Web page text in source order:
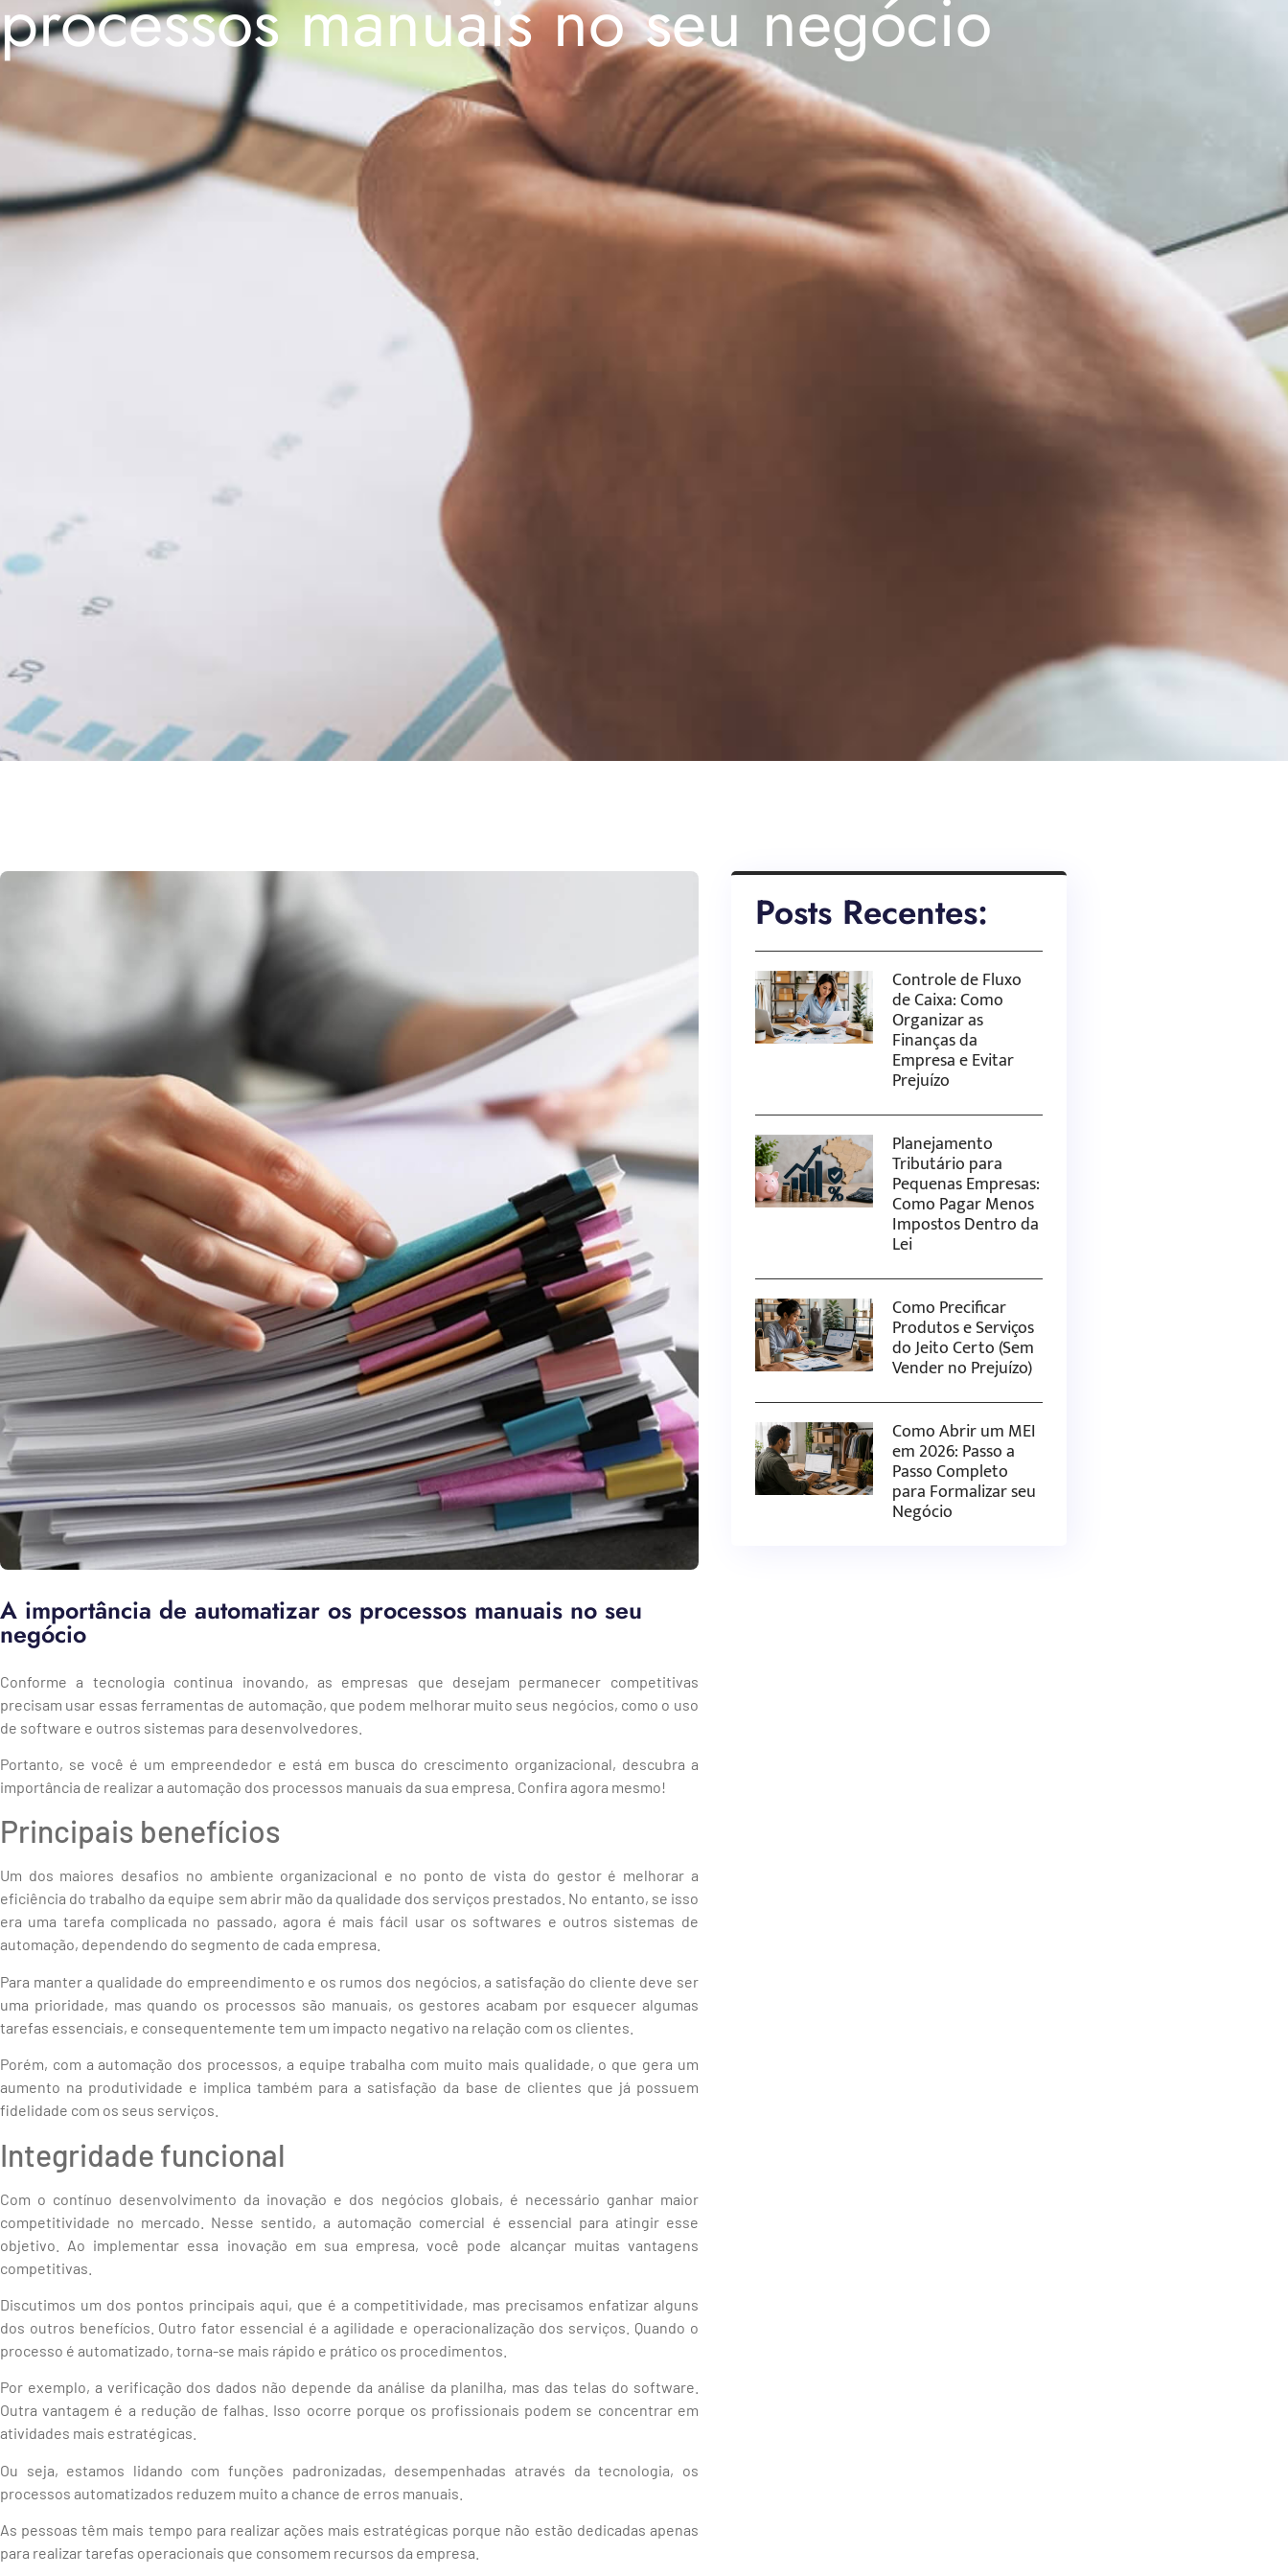
processos manuais no seu negócio
A importância de automatizar os processos manuais no seu
negócio
Conforme a tecnologia continua inovando, as empresas que desejam permanecer competitivas
precisam usar essas ferramentas de automação, que podem melhorar muito seus negócios, como o uso
de software e outros sistemas para desenvolvedores.
Portanto, se você é um empreendedor e está em busca do crescimento organizacional, descubra a
importância de realizar a automação dos processos manuais da sua empresa. Confira agora mesmo!
Principais benefícios
Um dos maiores desafios no ambiente organizacional e no ponto de vista do gestor é melhorar a
eficiência do trabalho da equipe sem abrir mão da qualidade dos serviços prestados. No entanto, se isso
era uma tarefa complicada no passado, agora é mais fácil usar os softwares e outros sistemas de
automação, dependendo do segmento de cada empresa.
Para manter a qualidade do empreendimento e os rumos dos negócios, a satisfação do cliente deve ser
uma prioridade, mas quando os processos são manuais, os gestores acabam por esquecer algumas
tarefas essenciais, e consequentemente tem um impacto negativo na relação com os clientes.
Porém, com a automação dos processos, a equipe trabalha com muito mais qualidade, o que gera um
aumento na produtividade e implica também para a satisfação da base de clientes que já possuem
fidelidade com os seus serviços.
Integridade funcional
Com o contínuo desenvolvimento da inovação e dos negócios globais, é necessário ganhar maior
competitividade no mercado. Nesse sentido, a automação comercial é essencial para atingir esse
objetivo. Ao implementar essa inovação em sua empresa, você pode alcançar muitas vantagens
competitivas.
Discutimos um dos pontos principais aqui, que é a competitividade, mas precisamos enfatizar alguns
dos outros benefícios. Outro fator essencial é a agilidade e operacionalização dos serviços. Quando o
processo é automatizado, torna-se mais rápido e prático os procedimentos.
Por exemplo, a verificação dos dados não depende da análise da planilha, mas das telas do software.
Outra vantagem é a redução de falhas. Isso ocorre porque os profissionais podem se concentrar em
atividades mais estratégicas.
Ou seja, estamos lidando com funções padronizadas, desempenhadas através da tecnologia, os
processos automatizados reduzem muito a chance de erros manuais.
As pessoas têm mais tempo para realizar ações mais estratégicas porque não estão dedicadas apenas
para realizar tarefas operacionais que consomem recursos da empresa.
Posts Recentes:
Controle de Fluxo
de Caixa: Como
Organizar as
Finanças da
Empresa e Evitar
Prejuízo
Planejamento
Tributário para
Pequenas Empresas:
Como Pagar Menos
Impostos Dentro da
Lei
Como Precificar
Produtos e Serviços
do Jeito Certo (Sem
Vender no Prejuízo)
Como Abrir um MEI
em 2026: Passo a
Passo Completo
para Formalizar seu
Negócio